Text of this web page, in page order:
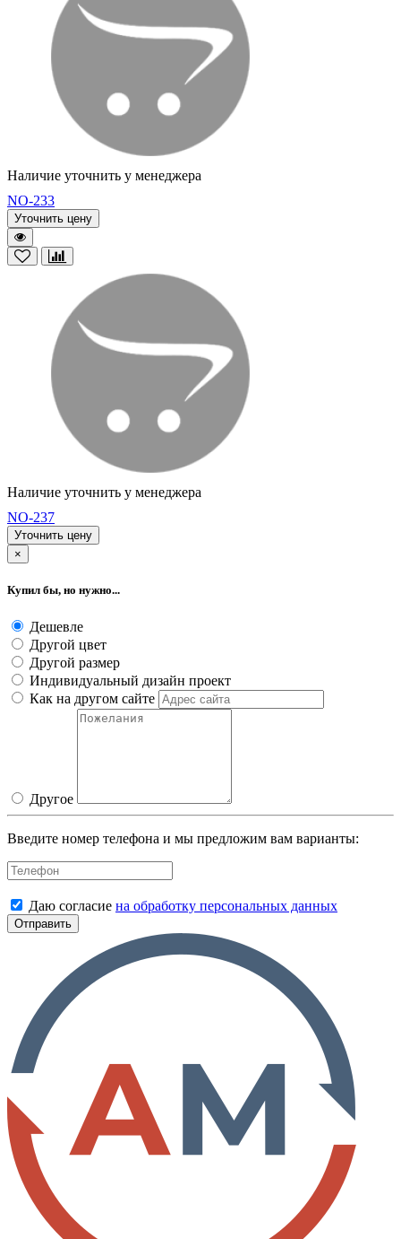
Наличие уточнить у менеджера
NO-233
Уточнить цену
Наличие уточнить у менеджера
NO-237
Уточнить цену
×
Купил бы, но нужно...
Дешевле
Другой цвет
Другой размер
Индивидуальный дизайн проект
Как на другом сайте
Другое
Введите номер телефона и мы предложим вам варианты:
Даю согласие на обработку персональных данных
Отправить